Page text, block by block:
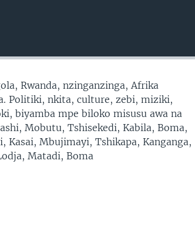
Rwanda, nzinganzinga, Afrika
Politiki, nkita, culture, zebi, miziki,
biyamba mpe biloko misusu awa na
Mobutu, Tshisekedi, Kabila, Boma,
Kasai, Mbujimayi, Tshikapa, Kanganga,
Matadi, Boma